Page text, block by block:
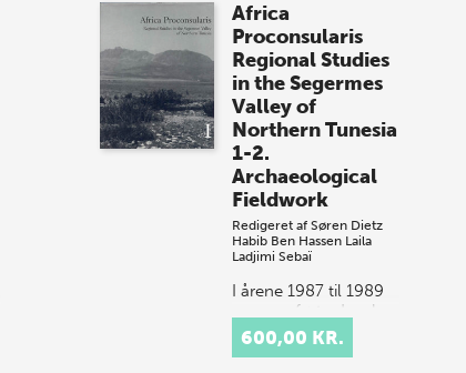
Africa
Proconsularis
Regional Studies
in the Segermes
Valley of
Northern Tunesia
1-2.
Archaeological
Fieldwork
Redigeret afSøren Dietz
Habib Ben Hassen Laila
Ladjimi Sebaï
I årene 1987 til 1989
gennemførte danske
arkæologer og
historikere i
600,00 KR.